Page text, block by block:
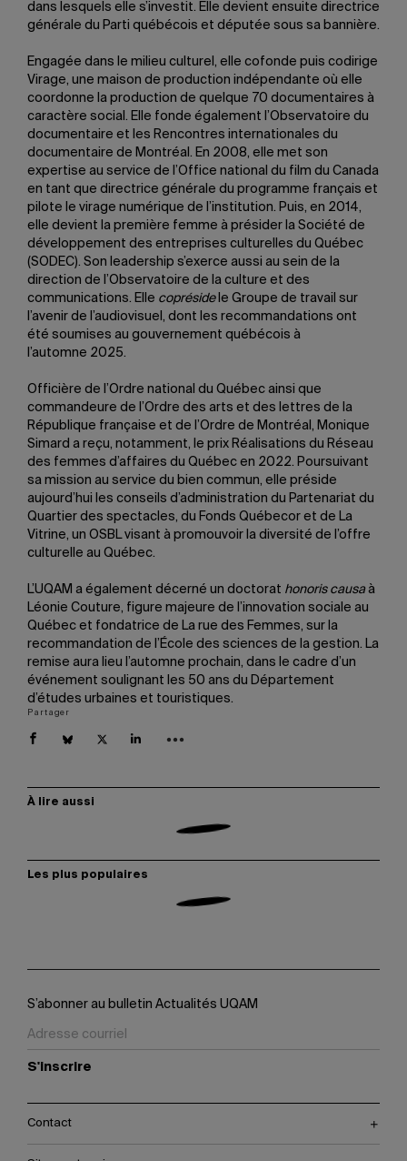
dans lesquels elle s’investit. Elle devient ensuite directrice
générale du Parti québécois et députée sous sa bannière.
Engagée dans le milieu culturel, elle cofonde puis codirige
Virage, une maison de production indépendante où elle
coordonne la production de quelque 70 documentaires à
caractère social. Elle fonde également l’Observatoire du
documentaire et les Rencontres internationales du
documentaire de Montréal. En 2008, elle met son
expertise au service de l’Office national du film du Canada
en tant que directrice générale du programme français et
pilote le virage numérique de l’institution. Puis, en 2014,
elle devient la première femme à présider la Société de
développement des entreprises culturelles du Québec
(SODEC). Son leadership s’exerce aussi au sein de la
direction de l’Observatoire de la culture et des
communications. Elle coprésidele Groupe de travail sur
l’avenir de l’audiovisuel, dont les recommandations ont
été soumises au gouvernement québécois à
l’automne 2025.
Officière de l’Ordre national du Québec ainsi que
commandeure de l’Ordre des arts et des lettres de la
République française et de l’Ordre de Montréal, Monique
Simard a reçu, notamment, le prix Réalisations du Réseau
des femmes d’affaires du Québec en 2022. Poursuivant
sa mission au service du bien commun, elle préside
aujourd’hui les conseils d’administration du Partenariat du
Quartier des spectacles, du Fonds Québecor et de La
Vitrine, un OSBL visant à promouvoir la diversité de l’offre
culturelle au Québec.
L’UQAM a également décerné un doctorat honoris causaà
Léonie Couture, figure majeure de l’innovation sociale au
Québec et fondatrice de La rue des Femmes, sur la
recommandation de l’École des sciences de la gestion. La
remise aura lieu l’automne prochain, dans le cadre d’un
événement soulignant les 50 ans du Département
d’études urbaines et touristiques.
Partager
À lire aussi
Les plus populaires
S’abonner au bulletin Actualités UQAM
S'inscrire
Contact